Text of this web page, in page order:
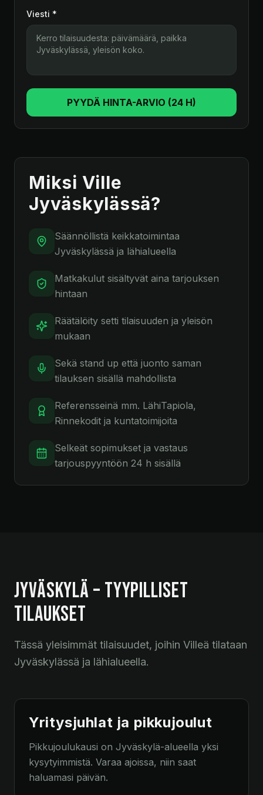
Viesti *
PYYDÄ HINTA-ARVIO (24 H)
Miksi Ville
Jyväskylässä?
Säännöllistä keikkatoimintaa
Jyväskylässä ja lähialueella
Matkakulut sisältyvät aina tarjouksen
hintaan
Räätälöity setti tilaisuuden ja yleisön
mukaan
Sekä stand up että juonto saman
tilauksen sisällä mahdollista
Referensseinä mm. LähiTapiola,
Rinnekodit ja kuntatoimijoita
Selkeät sopimukset ja vastaus
tarjouspyyntöön 24 h sisällä
JYVÄSKYLÄ – TYYPILLISET
TILAUKSET
Tässä yleisimmät tilaisuudet, joihin Villeä tilataan
Jyväskylässä ja lähialueella.
Yritysjuhlat ja pikkujoulut
Pikkujoulukausi on Jyväskylä-alueella yksi
kysytyimmistä. Varaa ajoissa, niin saat
haluamasi päivän.